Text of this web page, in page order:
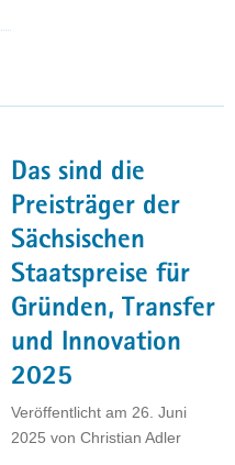
Das sind die
Preisträger der
Sächsischen
Staatspreise für
Gründen, Transfer
und Innovation
2025
Veröffentlicht am 26. Juni
2025 von Christian Adler